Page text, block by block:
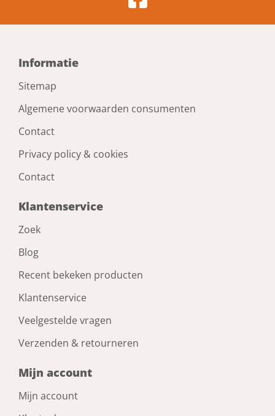
Informatie
Sitemap
Algemene voorwaarden consumenten
Contact
Privacy policy & cookies
Contact
Klantenservice
Zoek
Blog
Recent bekeken producten
Klantenservice
Veelgestelde vragen
Verzenden & retourneren
Mijn account
Mijn account